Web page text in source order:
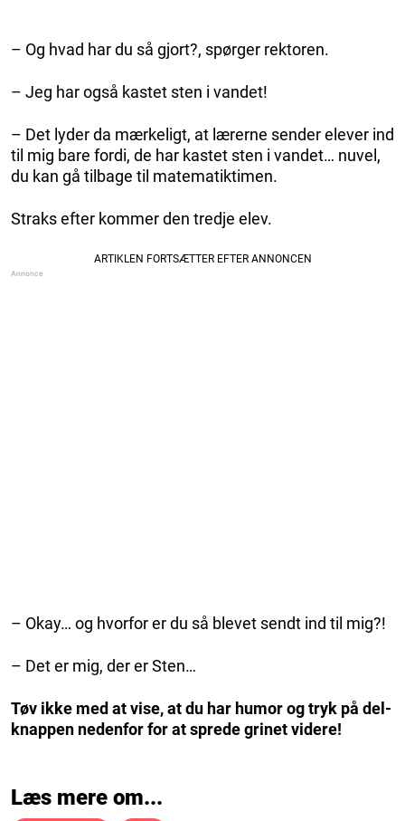
– Og hvad har du så gjort?, spørger rektoren.
– Jeg har også kastet sten i vandet!
– Det lyder da mærkeligt, at lærerne sender elever ind
til mig bare fordi, de har kastet sten i vandet… nuvel,
du kan gå tilbage til matematiktimen.
Straks efter kommer den tredje elev.
– Okay… og hvorfor er du så blevet sendt ind til mig?!
– Det er mig, der er Sten…
Tøv ikke med at vise, at du har humor og tryk på del-
knappen nedenfor for at sprede grinet videre!
Læs mere om...